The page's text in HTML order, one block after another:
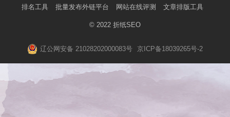
排名工具 批量发布外链平台 网站在线评测 文章排版工具
© 2022 折纸SEO
辽公网安备 21028202000083号 京ICP备18039265号-2